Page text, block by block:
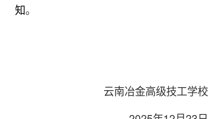
知。
云南冶金高级技工学校